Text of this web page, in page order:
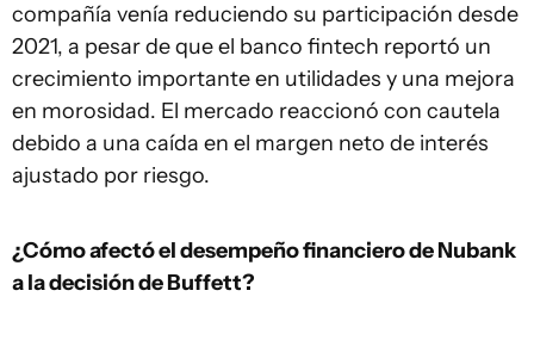
compañía venía reduciendo su participación desde
2021, a pesar de que el banco fintech reportó un
crecimiento importante en utilidades y una mejora
en morosidad. El mercado reaccionó con cautela
debido a una caída en el margen neto de interés
ajustado por riesgo.
¿Cómo afectó el desempeño financiero de Nubank
a la decisión de Buffett?